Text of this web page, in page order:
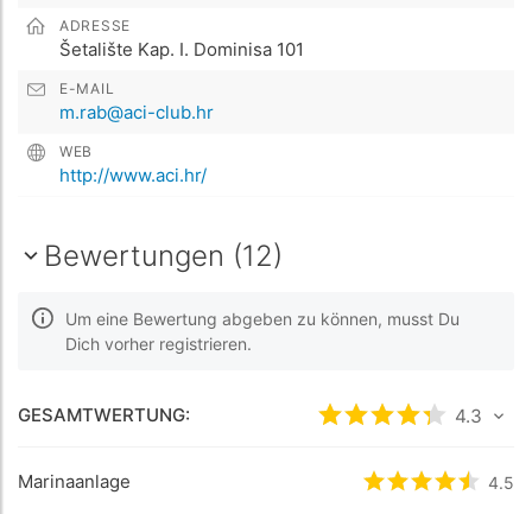
ADRESSE
Šetalište Kap. I. Dominisa 101
E-MAIL
m.rab@aci-club.hr
WEB
http://www.aci.hr/
Bewertungen (12)
Um eine Bewertung abgeben zu können, musst Du
Dich vorher registrieren.
GESAMTWERTUNG: bewertet4.3/5
4.3
Marinaanlage bewertet4.5/
4.5